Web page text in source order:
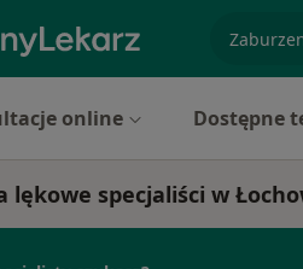
online Dostępne
lękowe specjaliści w